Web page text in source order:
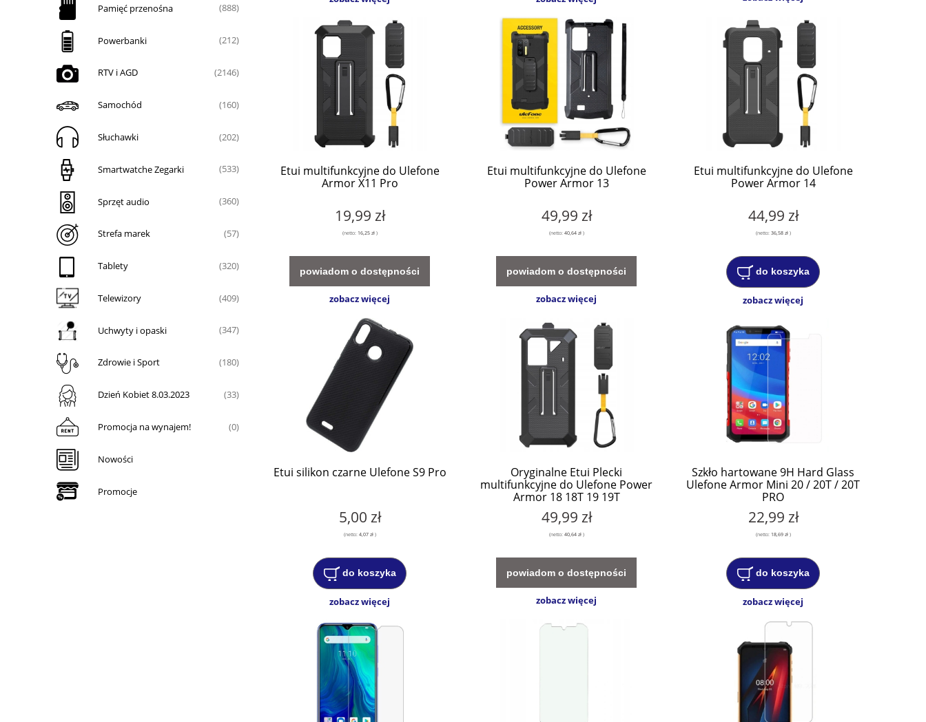
Pamięć przenośna (888)
Powerbanki (212)
RTV i AGD (2146)
Samochód (160)
Słuchawki (202)
Smartwatche Zegarki (533)
Sprzęt audio (360)
Strefa marek (57)
Tablety (320)
Telewizory (409)
Uchwyty i opaski (347)
Zdrowie i Sport (180)
Dzień Kobiet 8.03.2023 (33)
Promocja na wynajem! (0)
Nowości
Promocje
Etui multifunkcyjne do Ulefone
Armor X11 Pro
19,99 zł
(netto: 16,25 zł)
powiadom o dostępności
zobacz więcej
Etui multifunkcyjne do Ulefone
Power Armor 13
49,99 zł
(netto: 40,64 zł)
powiadom o dostępności
zobacz więcej
Etui multifunkcyjne do Ulefone
Power Armor 14
44,99 zł
(netto: 36,58 zł)
do koszyka
zobacz więcej
Etui silikon czarne Ulefone S9 Pro
5,00 zł
(netto: 4,07 zł)
do koszyka
zobacz więcej
Oryginalne Etui Plecki
multifunkcyjne do Ulefone Power
Armor 18 18T 19 19T
49,99 zł
(netto: 40,64 zł)
powiadom o dostępności
zobacz więcej
Szkło hartowane 9H Hard Glass
Ulefone Armor Mini 20 / 20T / 20T
PRO
22,99 zł
(netto: 18,69 zł)
do koszyka
zobacz więcej